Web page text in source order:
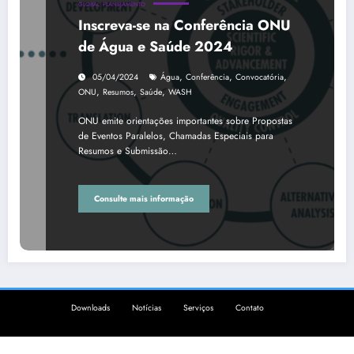
GLOBAL PLANEJAMENTO
Inscreva-se na Conferência ONU
de Água e Saúde 2024
05/04/2024 Água, Conferência, Convocatória,
ONU, Resumos, Saúde, WASH
ONU emite orientações importantes sobre Propostas
de Eventos Paralelos, Chamadas Especiais para
Resumos e Submissão…
Consulte mais informação
Downloads Notícias Serviços Contato